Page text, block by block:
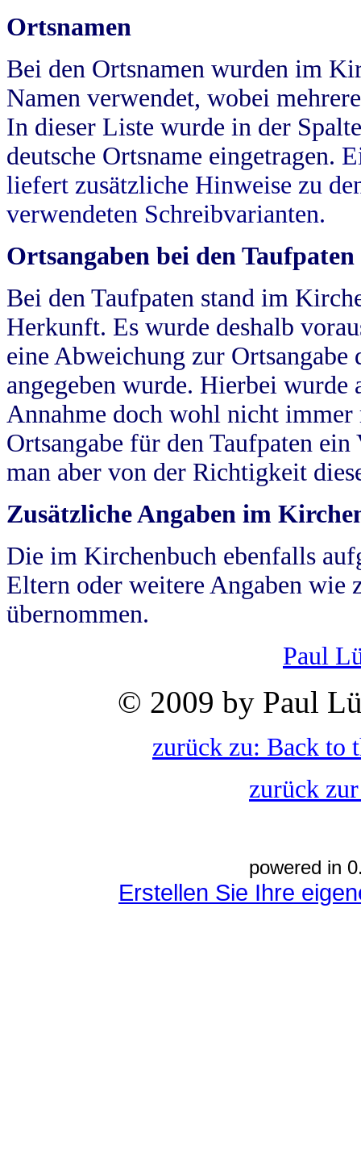
Ortsnamen
Bei den Ortsnamen wurden im
Namen verwendet, wobei
In dieser Liste wurde in der
deutsche Ortsname eingetragen.
liefert zusätzliche Hinweise zu
verwendeten Schreibvarianten.
Ortsangaben bei den Taufpaten
Bei den Taufpaten stand im
Herkunft. Es wurde deshalb
eine Abweichung zur
angegeben wurde. Hierbei wurde
Annahme doch wohl nicht
Ortsangabe für den Taufpaten
man aber von der Richtigkeit
Zusätzliche Angaben im
Die im Kirchenbuch ebenfalls
Eltern oder weitere Angaben wie
übernommen.
Paul
© 2009 by Paul
zurück zu: Back to
zurück
powered in
Erstellen Sie Ihre